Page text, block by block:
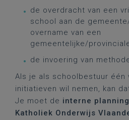
de overdracht van een
school aan de
overname van een
gemeentelijke/
de invoering van
Als je als schoolbestuur één
initiatieven wil nemen, kan
Je moet de interne
Katholiek Onderwijs